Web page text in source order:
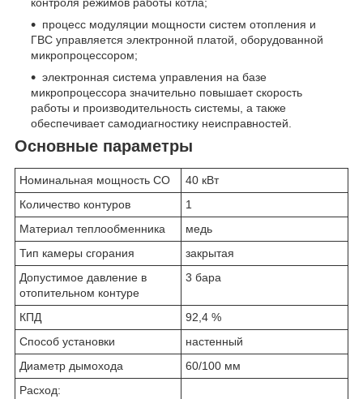
процесс модуляции мощности систем отопления и
ГВС управляется электронной платой, оборудованной
микропроцессором;
электронная система управления на базе
микропроцессора значительно повышает скорость
работы и производительность системы, а также
обеспечивает самодиагностику неисправностей.
Основные параметры
Номинальная мощность СО
40 кВт
Количество контуров
1
Материал теплообменника
медь
Тип камеры сгорания
закрытая
Допустимое давление в
отопительном контуре
3 бара
КПД
92,4 %
Способ установки
настенный
Диаметр дымохода
60/100 мм
Расход: